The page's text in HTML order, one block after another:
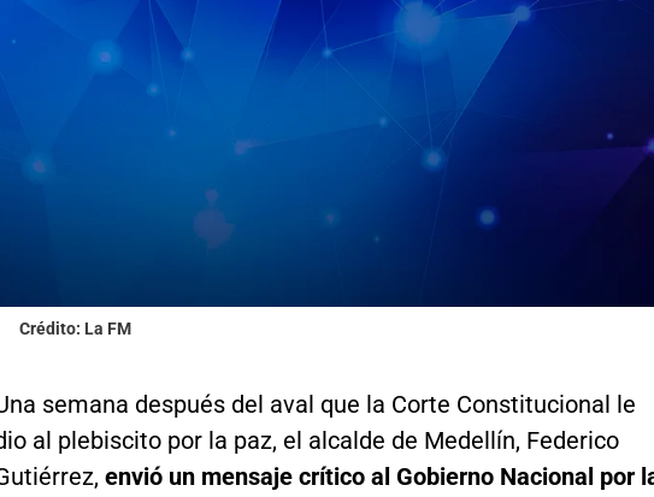
Crédito: La FM
semana después del aval que la Corte Constitucional le
al plebiscito por la paz, el alcalde de Medellín, Federico
envió un mensaje crítico al Gobierno Nacional por